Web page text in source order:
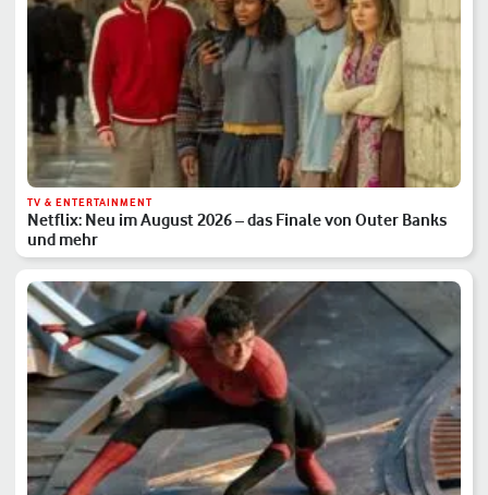
TV & ENTERTAINMENT
Netflix: Neu im August 2026 – das Finale von Outer Banks
und mehr